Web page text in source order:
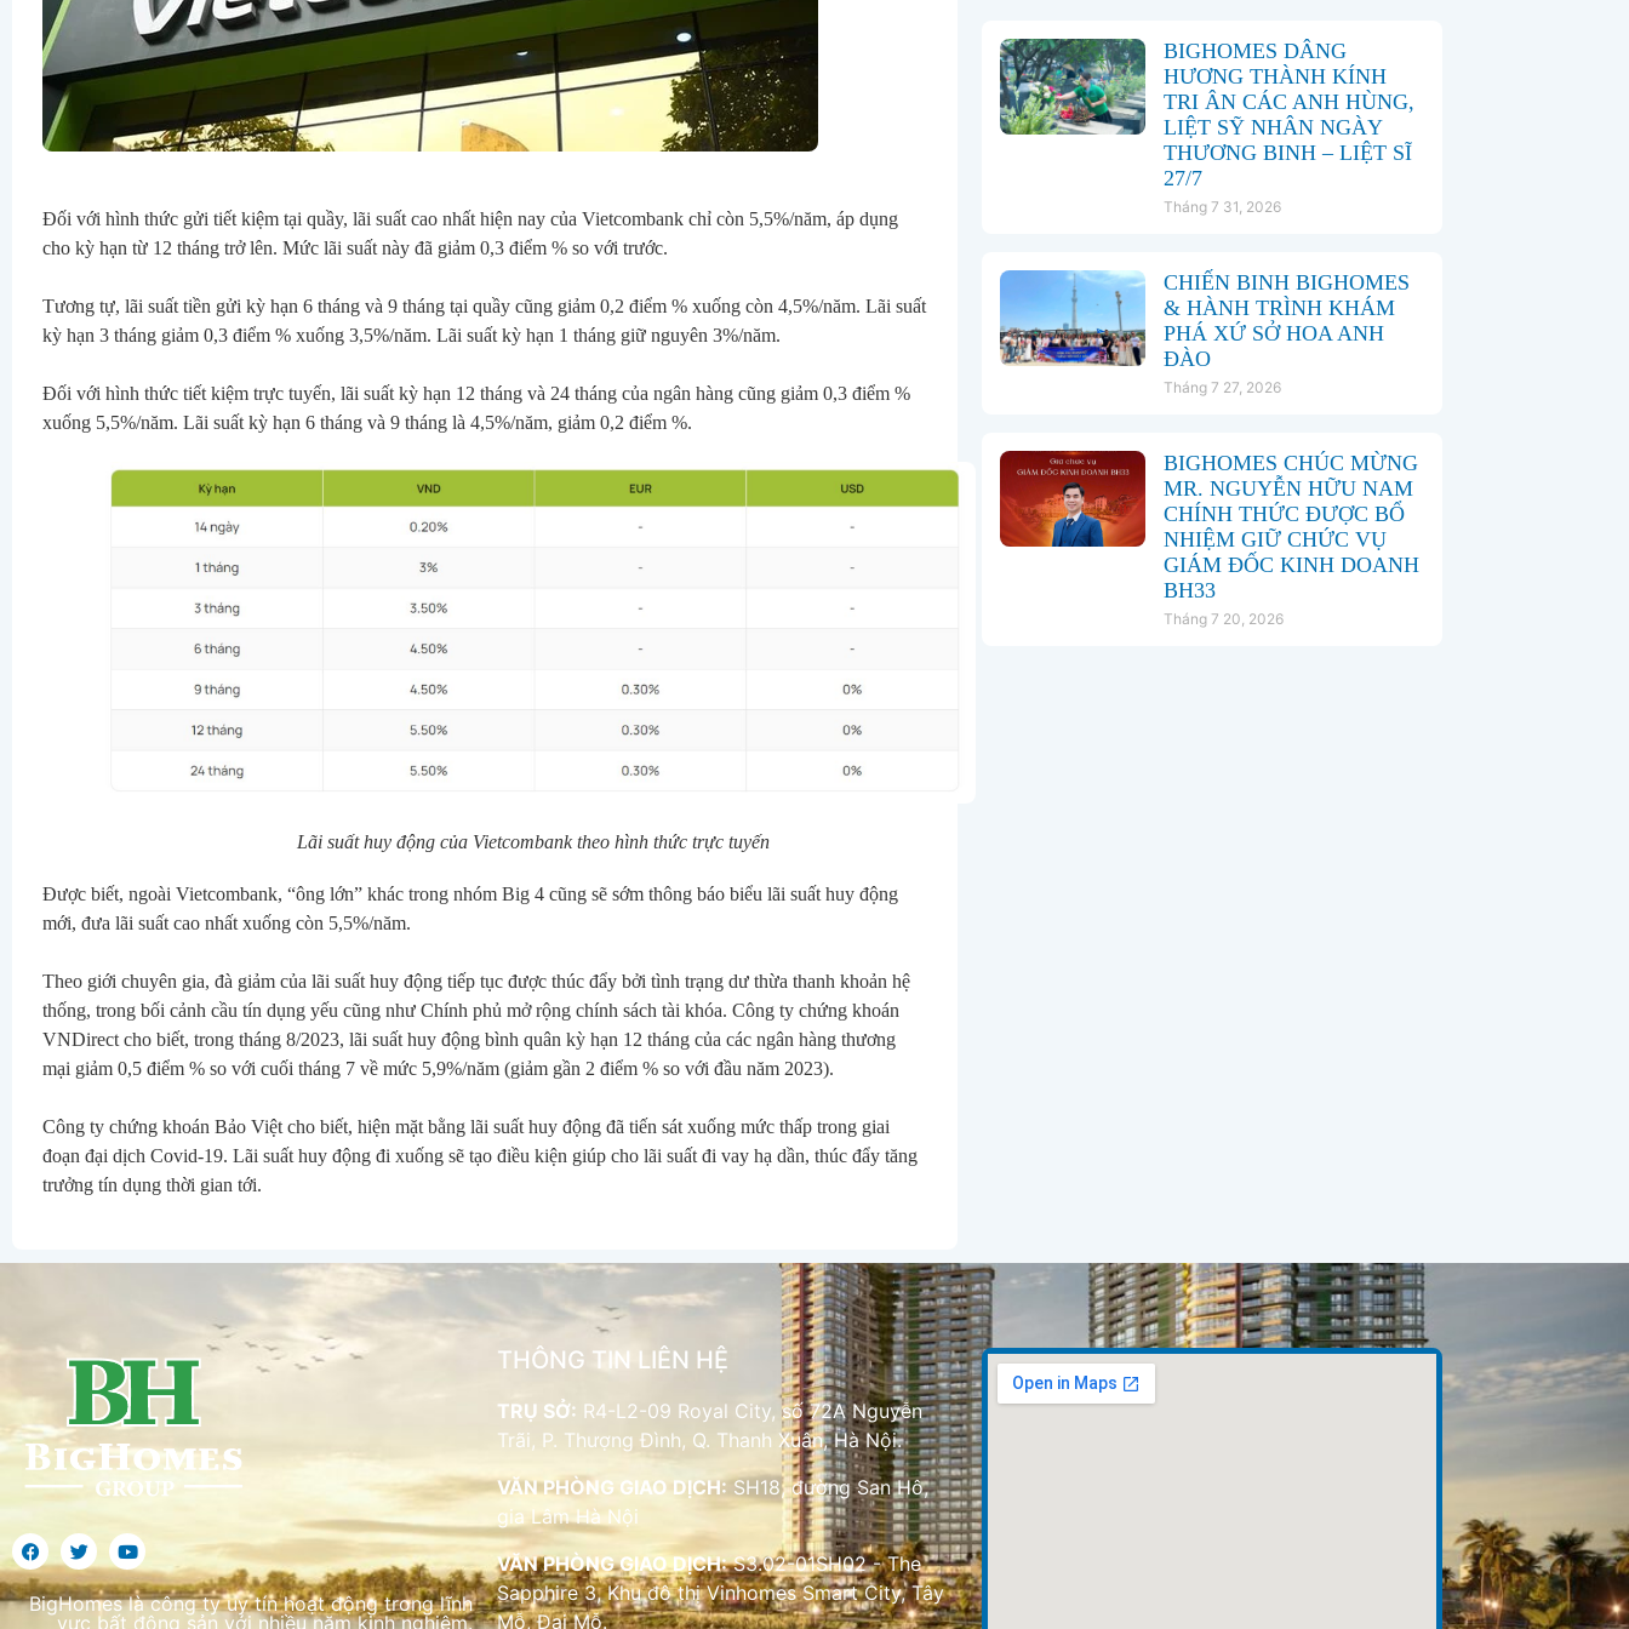
Đối với hình thức gửi tiết kiệm tại quầy, lãi suất cao nhất hiện nay của Vietcombank chỉ còn 5,5%/năm, áp dụng
cho kỳ hạn từ 12 tháng trở lên. Mức lãi suất này đã giảm 0,3 điểm % so với trước.
Tương tự, lãi suất tiền gửi kỳ hạn 6 tháng và 9 tháng tại quầy cũng giảm 0,2 điểm % xuống còn 4,5%/năm. Lãi suất
kỳ hạn 3 tháng giảm 0,3 điểm % xuống 3,5%/năm. Lãi suất kỳ hạn 1 tháng giữ nguyên 3%/năm.
Đối với hình thức tiết kiệm trực tuyến, lãi suất kỳ hạn 12 tháng và 24 tháng của ngân hàng cũng giảm 0,3 điểm %
Lãi suất huy động của Vietcombank theo hình thức trực tuyến
Được biết, ngoài Vietcombank, “ông lớn” khác trong nhóm Big 4 cũng sẽ sớm thông báo biểu lãi suất huy động
mới, đưa lãi suất cao nhất xuống còn 5,5%/năm.
Theo giới chuyên gia, đà giảm của lãi suất huy động tiếp tục được thúc đẩy bởi tình trạng dư thừa thanh khoản hệ
thống, trong bối cảnh cầu tín dụng yếu cũng như Chính phủ mở rộng chính sách tài khóa. Công ty chứng khoán
VNDirect cho biết, trong tháng 8/2023, lãi suất huy động bình quân kỳ hạn 12 tháng của các ngân hàng thương
mại giảm 0,5 điểm % so với cuối tháng 7 về mức 5,9%/năm (giảm gần 2 điểm % so với đầu năm 2023).
Công ty chứng khoán Bảo Việt cho biết, hiện mặt bằng lãi suất huy động đã tiến sát xuống mức thấp trong giai
đoạn đại dịch Covid-19. Lãi suất huy động đi xuống sẽ tạo điều kiện giúp cho lãi suất đi vay hạ dần, thúc đẩy tăng
trưởng tín dụng thời gian tới.
BIGHOMES DÂNG
HƯƠNG THÀNH KÍNH
TRI ÂN CÁC ANH HÙNG,
LIỆT SỸ NHÂN NGÀY
THƯƠNG BINH – LIỆT SĨ
27/7
Tháng 7 31, 2026
CHIẾN BINH BIGHOMES
& HÀNH TRÌNH KHÁM
PHÁ XỨ SỞ HOA ANH
ĐÀO
Tháng 7 27, 2026
BIGHOMES CHÚC MỪNG
MR. NGUYỄN HỮU NAM
CHÍNH THỨC ĐƯỢC BỔ
NHIỆM GIỮ CHỨC VỤ
GIÁM ĐỐC KINH DOANH
BH33
Tháng 7 20, 2026
BigHomes là công ty uy tín hoạt động trong lĩnh
vực bất động sản với nhiều năm kinh nghiệm.
THÔNG TIN LIÊN HỆ
TRỤ SỞ: R4-L2-09 Royal City, số 72A Nguyễn
Trãi, P. Thượng Đình, Q. Thanh Xuân, Hà Nội.
VĂN PHÒNG GIAO DỊCH: SH18, đường San Hô,
gia Lâm Hà Nội
VĂN PHÒNG GIAO DỊCH:S3.02-01SH02 - The
Sapphire 3, Khu đô thị Vinhomes Smart City, Tây
Mỗ, Đại Mỗ.